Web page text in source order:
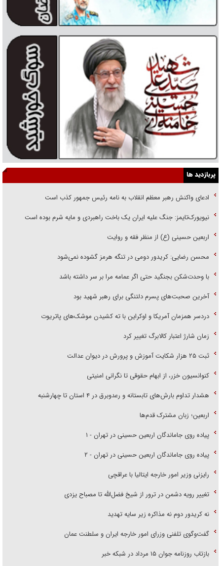
پربازدید ها
ادعای واکنش رهبر معظم انقلاب به نامه رئیس جمهور کذب است
نیویورک‌تایمز: جنگ علیه ایران یک باخت راهبردی و مایه شرم بوده است
اربعین حسینی (ع) از منظر فقه و روایت
محسن رضایی: کریدور دومی در تنگه هرمز گشوده نمی‌شود
با وحدت‌شکن بجنگید حتی اگر عمامه مرا بر سر داشته باشد
آخرین صحبت‌های پسرم دلتنگی برای رهبر شهید بود
دردسر همزمان آمریکا و اوکراین با ته کشیدن موشک‌های پاتریوت
زمان شارژ اعتبار کالابرگ تغییر کرد
ثبت ۲۵ هزار شکایت آموزش و پرورش در دیوان عدالت
کنوانسیون خزر، از ابهام حقوقی تا نگرانی امنیتی
هشدار تداوم بارش‌های تابستانه و رعدوبرق در ۴ استان تا چهارشنبه
اربعین؛ زبان مشترک قدم‌ها
پیاده روی جاماندگان اربعین حسینی در تهران - ۱
پیاده روی جاماندگان اربعین حسینی در تهران - ۲
رایزنی وزیر امور خارجه ایتالیا با عراقچی
تغییر رویه دشمن در ترور از شیخ فضل‌الله تا مصباح یزدی
نه کریدور دوم نه مذاکره زیر سایه تهدید
گفت‌وگوی تلفنی وزرای امور خارجه ایران و سلطنت عمان
بازتاب روزنامه جوان ۱۵ مرداد در شبکه خبر